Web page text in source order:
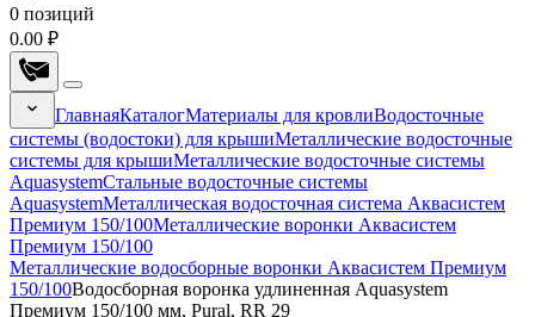
0 позиций
0.00 ₽
ГлавнаяКаталогМатериалы для кровлиВодосточные
системы (водостоки) для крышиМеталлические водосточные
системы для крышиМеталлические водосточные системы
AquasystemСтальные водосточные системы
AquasystemМеталлическая водосточная система Аквасистем
Премиум 150/100Металлические воронки Аквасистем
Премиум 150/100
Металлические водосборные воронки Аквасистем Премиум
150/100Водосборная воронка удлиненная Aquasystem
Премиум 150/100 мм, Pural, RR 29